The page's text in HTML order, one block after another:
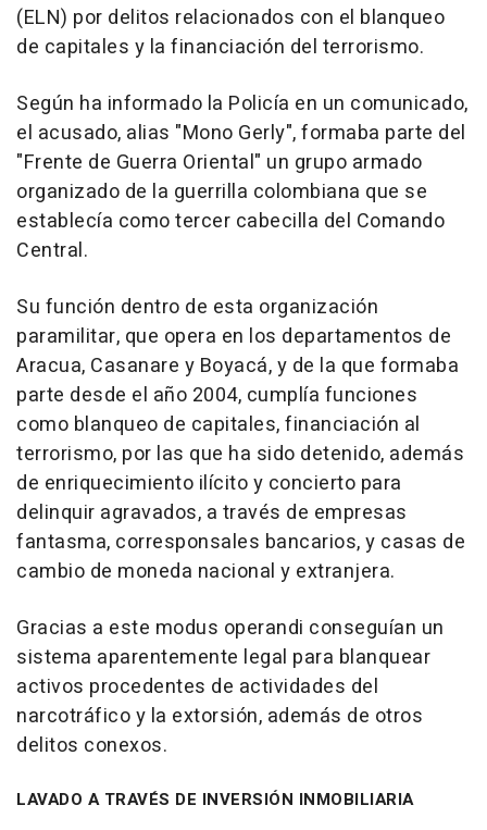
(ELN) por delitos relacionados con el blanqueo
de capitales y la financiación del terrorismo.
Según ha informado la Policía en un comunicado,
el acusado, alias "Mono Gerly", formaba parte del
"Frente de Guerra Oriental" un grupo armado
organizado de la guerrilla colombiana que se
establecía como tercer cabecilla del Comando
Central.
Su función dentro de esta organización
paramilitar, que opera en los departamentos de
Aracua, Casanare y Boyacá, y de la que formaba
parte desde el año 2004, cumplía funciones
como blanqueo de capitales, financiación al
terrorismo, por las que ha sido detenido, además
de enriquecimiento ilícito y concierto para
delinquir agravados, a través de empresas
fantasma, corresponsales bancarios, y casas de
cambio de moneda nacional y extranjera.
Gracias a este modus operandi conseguían un
sistema aparentemente legal para blanquear
activos procedentes de actividades del
narcotráfico y la extorsión, además de otros
delitos conexos.
LAVADO A TRAVÉS DE INVERSIÓN INMOBILIARIA